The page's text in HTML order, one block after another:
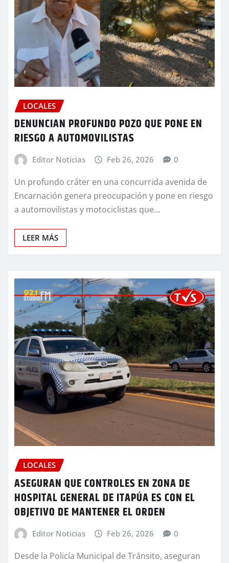
LOCALES
DENUNCIAN PROFUNDO POZO QUE PONE EN
RIESGO A AUTOMOVILISTAS
Editor Noticias Feb 26, 2026 0
Un profundo cráter en una concurrida avenida de
Encarnación genera preocupación y pone en riesgo
a automovilistas y motociclistas que…
LEER MÁS
LOCALES
ASEGURAN QUE CONTROLES EN ZONA DE
HOSPITAL GENERAL DE ITAPÚA ES CON EL
OBJETIVO DE MANTENER EL ORDEN
Editor Noticias Feb 26, 2026 0
Desde la Policía Municipal de Tránsito, aseguran